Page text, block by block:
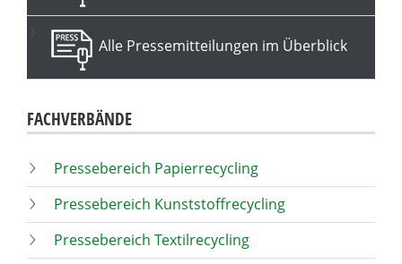
Alle Pressemitteilungen im Überblick
FACHVERBÄNDE
Pressebereich Papierrecycling
Pressebereich Kunststoffrecycling
Pressebereich Textilrecycling